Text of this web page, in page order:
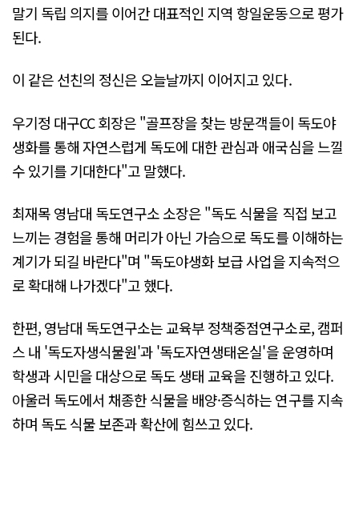
말기 독립 의지를 이어간 대표적인 지역 항일운동으로 평가
된다.
이 같은 선친의 정신은 오늘날까지 이어지고 있다.
우기정 대구CC 회장은 "골프장을 찾는 방문객들이 독도야
생화를 통해 자연스럽게 독도에 대한 관심과 애국심을 느낄
수 있기를 기대한다"고 말했다.
최재목 영남대 독도연구소 소장은 "독도 식물을 직접 보고
느끼는 경험을 통해 머리가 아닌 가슴으로 독도를 이해하는
계기가 되길 바란다"며 "독도야생화 보급 사업을 지속적으
로 확대해 나가겠다"고 했다.
한편, 영남대 독도연구소는 교육부 정책중점연구소로, 캠퍼
스 내 '독도자생식물원'과 '독도자연생태온실'을 운영하며
학생과 시민을 대상으로 독도 생태 교육을 진행하고 있다.
아울러 독도에서 채종한 식물을 배양·증식하는 연구를 지속
하며 독도 식물 보존과 확산에 힘쓰고 있다.